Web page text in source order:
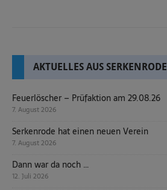
AKTUELLES AUS SERKENRODE
Feuerlöscher – Prüfaktion am 29.08.26
7. August 2026
Serkenrode hat einen neuen Verein
7. August 2026
Dann war da noch …
12. Juli 2026